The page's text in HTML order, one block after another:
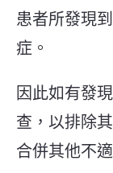
患者所發現
症。
因此如有發
查，以排除
合併其他不